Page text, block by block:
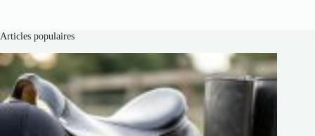
Articles populaires